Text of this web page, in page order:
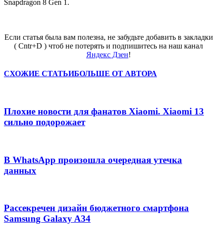
Snapdragon 8 Gen 1.
Если статья была вам полезна, не забудьте добавить в закладки
( Cntr+D ) чтоб не потерять и подпишитесь на наш канал
Яндекс Дзен!
СХОЖИЕ СТАТЬИБОЛЬШЕ ОТ АВТОРА
Плохие новости для фанатов Xiaomi. Xiaomi 13
сильно подорожает
В WhatsApp произошла очередная утечка
данных
Рассекречен дизайн бюджетного смартфона
Samsung Galaxy A34